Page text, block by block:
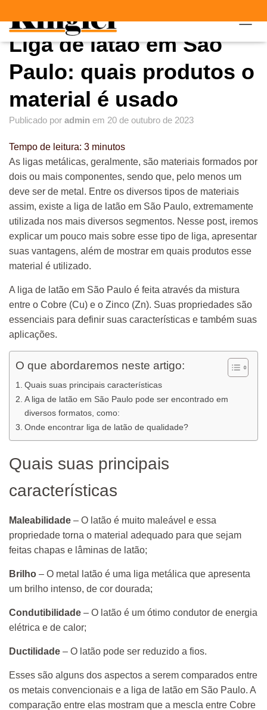
L
R
G
O
Liga de latão em São
Paulo: quais produtos o
material é usado
Publicado por admin em 20 de outubro de 2023
Tempo de leitura: 3 minutos
As ligas metálicas, geralmente, são materiais formados por
dois ou mais componentes, sendo que, pelo menos um
deve ser de metal. Entre os diversos tipos de materiais
assim, existe a liga de latão em São Paulo, extremamente
utilizada nos mais diversos segmentos. Nesse post, iremos
explicar um pouco mais sobre esse tipo de liga, apresentar
suas vantagens, além de mostrar em quais produtos esse
material é utilizado.
A liga de latão em São Paulo é feita através da mistura
entre o Cobre (Cu) e o Zinco (Zn). Suas propriedades são
essenciais para definir suas características e também suas
aplicações.
O que abordaremos neste artigo:
Quais suas principais características
A liga de latão em São Paulo pode ser encontrado em
diversos formatos, como:
Onde encontrar liga de latão de qualidade?
Quais suas principais
características
Maleabilidade – O latão é muito maleável e essa
propriedade torna o material adequado para que sejam
feitas chapas e lâminas de latão;
Brilho – O metal latão é uma liga metálica que apresenta
um brilho intenso, de cor dourada;
Condutibilidade – O latão é um ótimo condutor de energia
elétrica e de calor;
Ductilidade – O latão pode ser reduzido a fios.
Esses são alguns dos aspectos a serem comparados entre
os metais convencionais e a liga de latão em São Paulo. A
comparação entre elas mostram que a mescla entre Cobre